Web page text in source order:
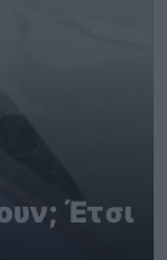
Έτσι